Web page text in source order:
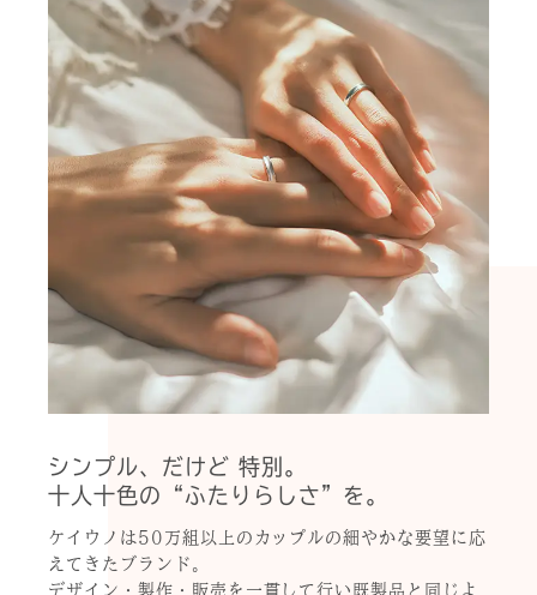
シンプル、だけど 特別。
十人十色の“ふたりらしさ”を。
ケイウノは50万組以上のカップルの細やかな要望に応
えてきたブランド。
デザイン・製作・販売を一貫して行い既製品と同じよ